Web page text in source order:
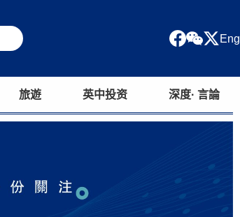
Eng
旅遊 英中投资 深度· 言論